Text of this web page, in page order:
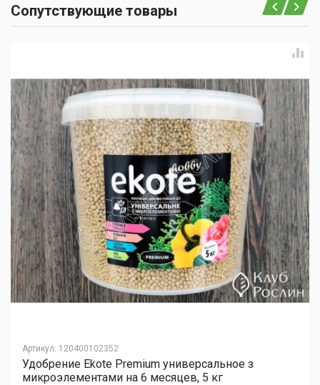
Сопутствующие товары
Артикул: 120400102352
Удобрение Ekote Premium универсальное з
микроэлементами на 6 месяцев, 5 кг